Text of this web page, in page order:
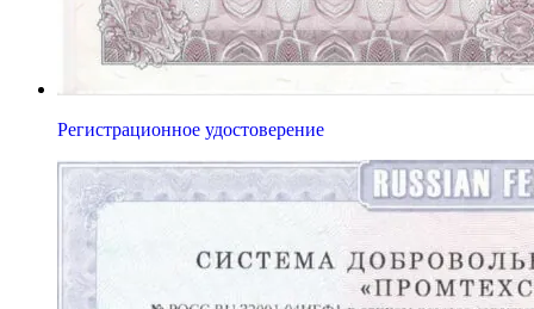
Регистрационное удостоверение